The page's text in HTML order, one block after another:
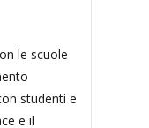
le scuole
studenti e
e il